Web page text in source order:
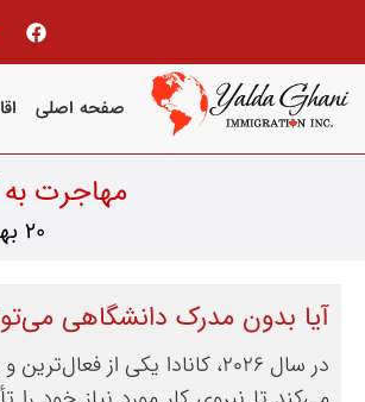
صفحه اصلی
مهاجرت
20 بهمن 1404
آیا بدون مدرک دانشگاهی
در سال ۲۰۲۶، کانادا یکی